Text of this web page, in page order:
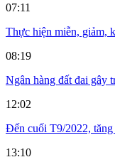
07:11
Thực hiện miễn, giảm,
08:19
Ngân hàng đất đai gây
12:02
Đến cuối T9/2022,
13:10